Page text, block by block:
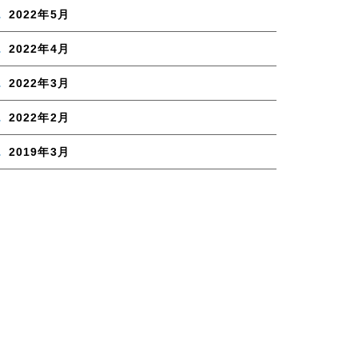
2022年5月
2022年4月
2022年3月
2022年2月
2019年3月